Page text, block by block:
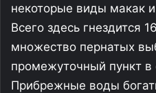
некоторые виды макак
Всего здесь гнездится
множество пернатых
промежуточный пункт
Прибрежные воды